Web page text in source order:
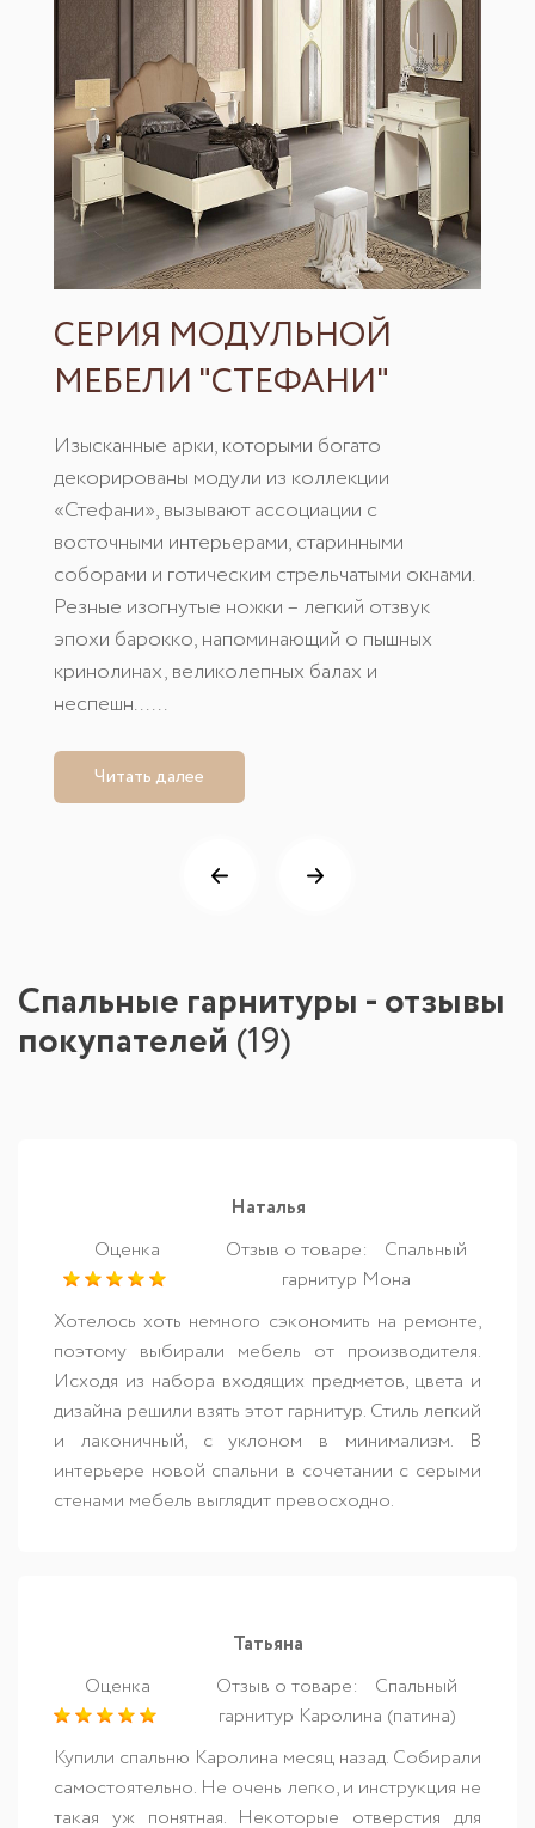
СЕРИЯ МОДУЛЬНОЙ
МЕБЕЛИ "СТЕФАНИ"
Изысканные арки, которыми богато
декорированы модули из коллекции
«Стефани», вызывают ассоциации с
восточными интерьерами, старинными
соборами и готическим стрельчатыми окнами.
Резные изогнутые ножки – легкий отзвук
эпохи барокко, напоминающий о пышных
кринолинах, великолепных балах и
неспешн......
Читать далее
Спальные гарнитуры - отзывы
покупателей (19)
Наталья
Оценка
Отзыв о товаре:
Спальный
гарнитур Мона
Хотелось хоть немного сэкономить на ремонте,
поэтому выбирали мебель от производителя.
Исходя из набора входящих предметов, цвета и
дизайна решили взять этот гарнитур. Стиль легкий
и лаконичный, с уклоном в минимализм. В
интерьере новой спальни в сочетании с серыми
стенами мебель выглядит превосходно.
Татьяна
Оценка
Отзыв о товаре:
Спальный
гарнитур Каролина (патина)
Купили спальню Каролина месяц назад. Собирали
самостоятельно. Не очень легко, и инструкция не
такая уж понятная. Некоторые отверстия для